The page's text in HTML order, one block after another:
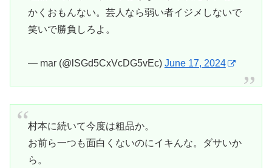
かくおもんない。芸人なら弱い者イジメしないで
笑いで勝負しろよ。
— mar (@lSGd5CxVcDG5vEc) June 17, 2024
村本に続いて今度は粗品か。
お前ら一つも面白くないのにイキんな。ダサいか
ら。